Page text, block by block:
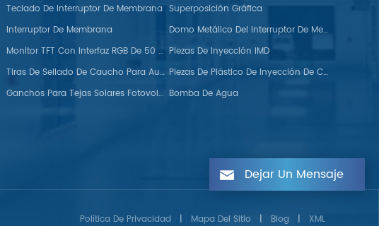
Teclado De Interruptor De Membrana Superposición Gráfica
Interruptor De Membrana
Domo Metálico Del Interruptor De Membrana FPC
Monitor TFT Con Interfaz RGB De 50 Pines Piezas De Inyección IMD
Tiras De Sellado De Caucho Para Automoción
Piezas De Plástico De Inyección De Colores Dobles
Ganchos Para Tejas Solares Fotovoltaicas Bomba De Agua
Política De Privacidad | Mapa Del Sitio | Blog | XML
Dejar Un Mensaje